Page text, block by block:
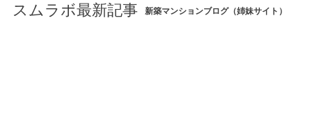
スムラボ最新記事 新築マンションブログ（姉妹サイト）